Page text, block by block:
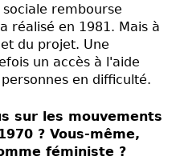
rembourse
réalisé en 1981. Mais à
du projet. Une
un accès à l'aide
en difficulté.
sur les mouvements
? Vous-même,
féministe ?